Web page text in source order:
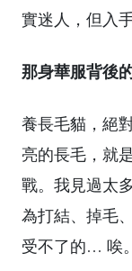
實迷人，但入
那身華服背後
養長毛貓，絕
亮的長毛，就
戰。我見過太
為打結、掉毛
受不了的… 唉。